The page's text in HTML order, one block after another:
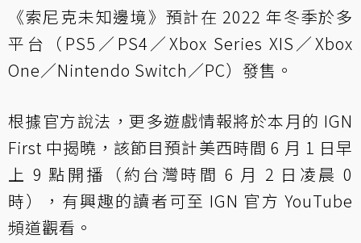
《索尼克未知邊境》預計在 2022 年冬季於多
平台（PS5／PS4／Xbox Series XIS／Xbox
One／Nintendo Switch／PC）發售。
根據官方說法，更多遊戲情報將於本月的 IGN
First 中揭曉，該節目預計美西時間 6 月 1 日早
上 9 點開播（約台灣時間 6 月 2 日凌晨 0
時），有興趣的讀者可至 IGN 官方 YouTube
頻道觀看。